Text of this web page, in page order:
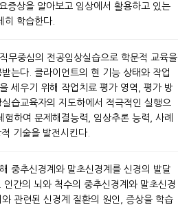
증상을 알아보고 임상에서 활용하고 있는
히 학습한다.
무중심의 전공임상실습으로 학문적 교육을
는다. 클라이언트의 현 기능 상태와 작업
세우기 위해 작업치료 평가 영역, 평가 방
습교육자의 지도하에서 적극적인 실행으
하여 문제해결능력, 임상추론 능력, 사례
기술을 발전시킨다.
중추신경계와 말초신경계를 신경의 발달
인간의 뇌와 척수의 중추신경계와 말초신경
관련된 신경계 질환의 원인, 증상을 학습